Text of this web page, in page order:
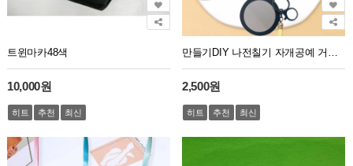
트윈마카48색
10,000원
히트 추천 최신
만들기DIY 나전칠기 자개공예 거울키링(6종)
2,500원
히트 추천 최신